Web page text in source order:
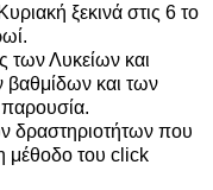
ξεκινά στις 6 το
των Λυκείων και
βαθμίδων και των
δραστηριοτήτων που
μέθοδο του click